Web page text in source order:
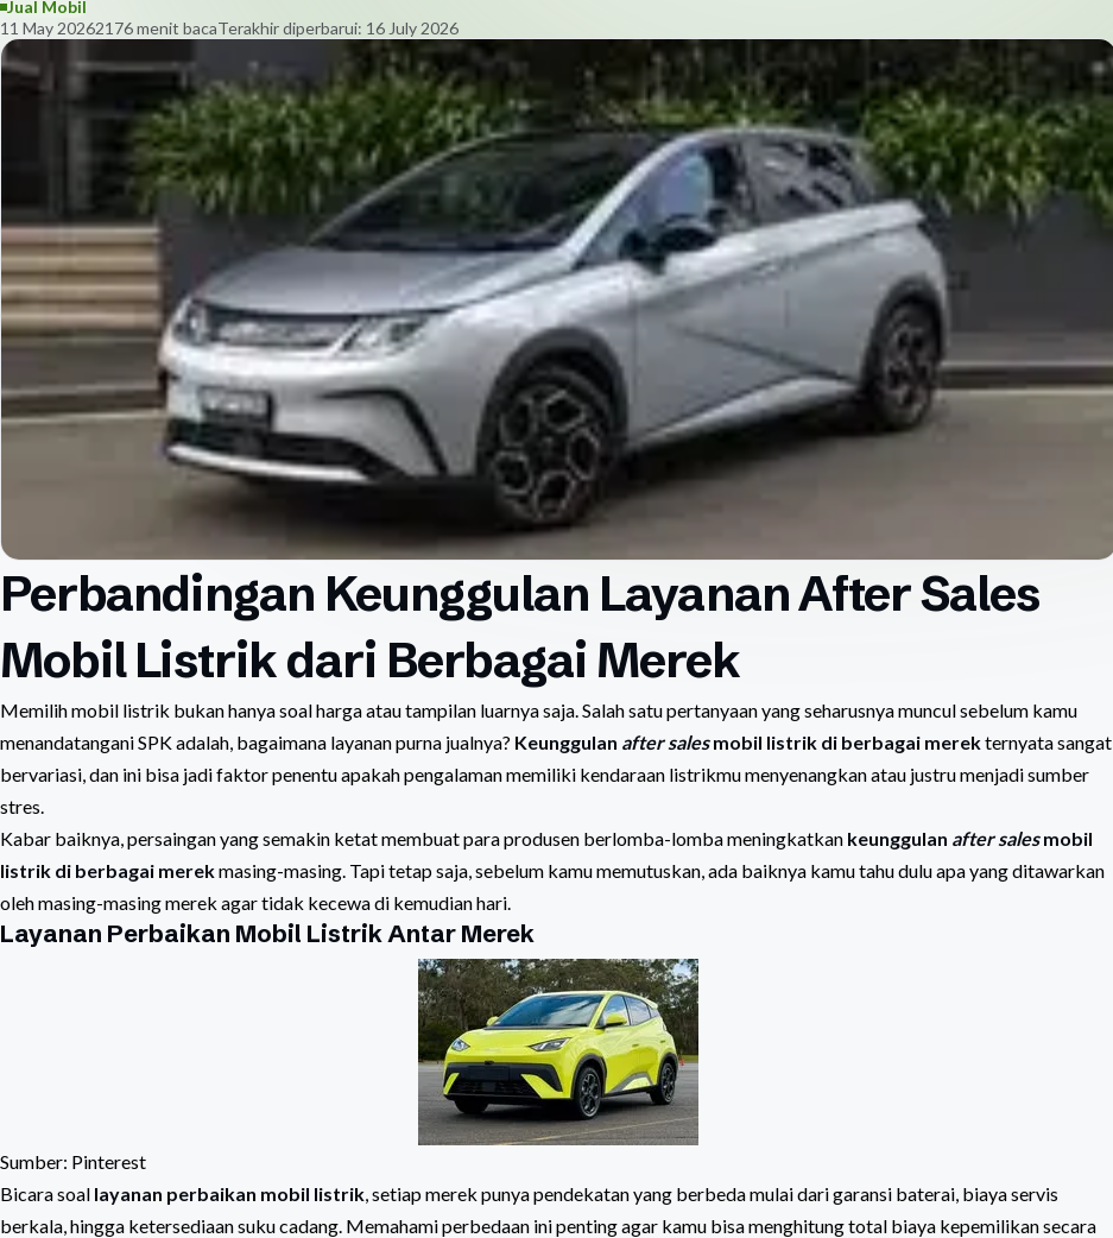
Jual Mobil
11 May 20262176menit bacaTerakhir diperbarui: 16 July 2026
Perbandingan Keunggulan Layanan After Sales
Mobil Listrik dari Berbagai Merek
Memilih mobil listrik bukan hanya soal harga atau tampilan luarnya saja. Salah satu pertanyaan yang seharusnya muncul sebelum kamu
menandatangani SPK adalah, bagaimana layanan purna jualnya? Keunggulan after salesmobil listrik di berbagai merekternyata sangat
bervariasi, dan ini bisa jadi faktor penentu apakah pengalaman memiliki kendaraan listrikmu menyenangkan atau justru menjadi sumber
stres.
Kabar baiknya, persaingan yang semakin ketat membuat para produsen berlomba-lomba meningkatkan keunggulan after salesmobil
listrik di berbagai merekmasing-masing. Tapi tetap saja, sebelum kamu memutuskan, ada baiknya kamu tahu dulu apa yang ditawarkan
oleh masing-masing merek agar tidak kecewa di kemudian hari.
Layanan Perbaikan Mobil Listrik Antar Merek
Sumber: Pinterest
Bicara soal layanan perbaikan mobil listrik, setiap merek punya pendekatan yang berbeda mulai dari garansi baterai, biaya servis
berkala, hingga ketersediaan suku cadang. Memahami perbedaan ini penting agar kamu bisa menghitung total biaya kepemilikan secara